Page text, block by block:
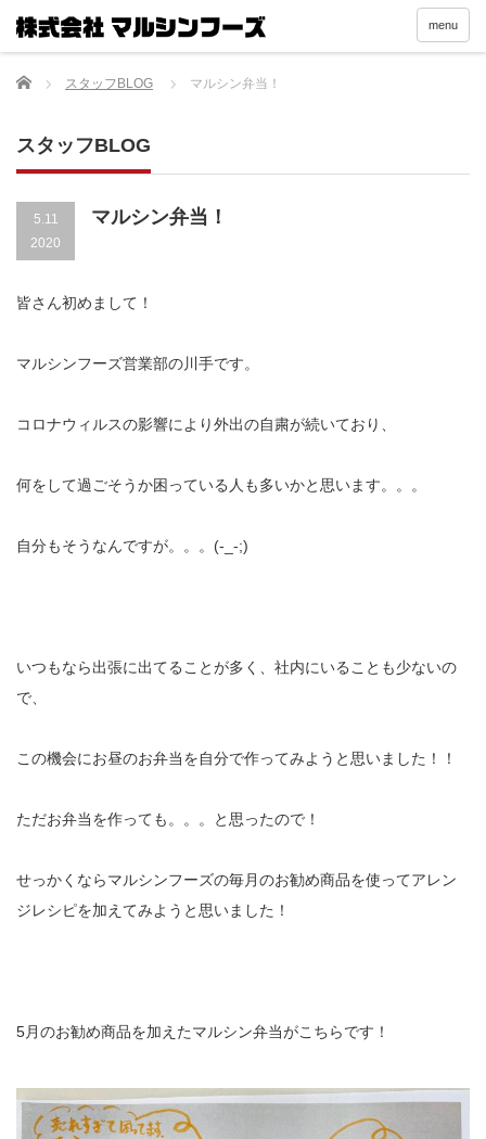
menu
Home スタッフBLOG マルシン弁当！
スタッフBLOG
5.11
2020
マルシン弁当！
皆さん初めまして！
マルシンフーズ営業部の川手です。
コロナウィルスの影響により外出の自粛が続いており、
何をして過ごそうか困っている人も多いかと思います。。。
自分もそうなんですが。。。(-_-;)
いつもなら出張に出てることが多く、社内にいることも少ないの
で、
この機会にお昼のお弁当を自分で作ってみようと思いました！！
ただお弁当を作っても。。。と思ったので！
せっかくならマルシンフーズの毎月のお勧め商品を使ってアレン
ジレシピを加えてみようと思いました！
5月のお勧め商品を加えたマルシン弁当がこちらです！